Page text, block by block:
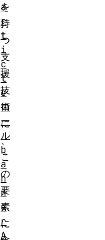
を
持
つ
支
援
技
術
に
、
こ
の
要
素
に
a
r
t
i
c
l
e
ロ
ー
ル
b
a
n
n
e
r
A